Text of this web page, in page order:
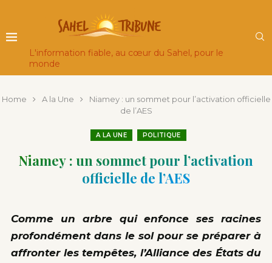
L'information fiable, au cœur du Sahel, pour le
monde
Home A la Une
Niamey : un sommet pour l’activation officielle
de l’AES
A LA UNE POLITIQUE
Niamey : un sommet pour l’activation
officielle de l’AES
Comme un arbre qui enfonce ses racines
profondément dans le sol pour se préparer à
affronter les tempêtes, l’Alliance des États du